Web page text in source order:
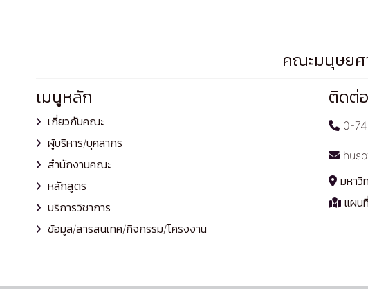
คณะมนุษยศ
เมนูหลัก
เกี่ยวกับคณะ
ผู้บริหาร/บุคลากร
สำนักงานคณะ
หลักสูตร
บริการวิชาการ
ข้อมูล/สารสนเทศ/กิจกรรม/โครงงาน
ติดต่อ
0-
มหา
แผน